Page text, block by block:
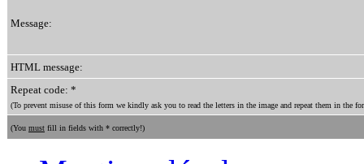
Message:
HTML message:
Repeat code: *
(To prevent misuse of this form we kindly ask you to read the letters in the image and repeat them in the
(You must fill in fields with * correctly!)